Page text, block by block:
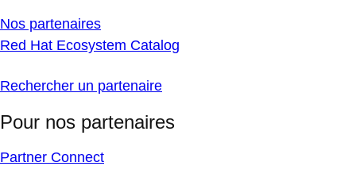
Nos partenaires
Red Hat Ecosystem Catalog
Rechercher un partenaire
Pour nos partenaires
Partner Connect